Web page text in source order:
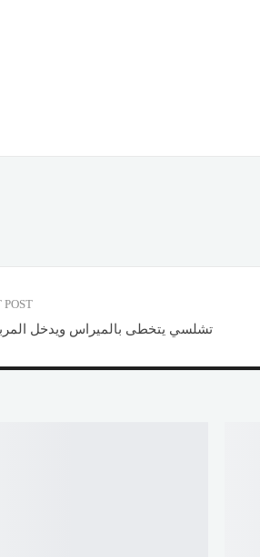
POST
تشلسي يتخطى بالميراس ويدخل